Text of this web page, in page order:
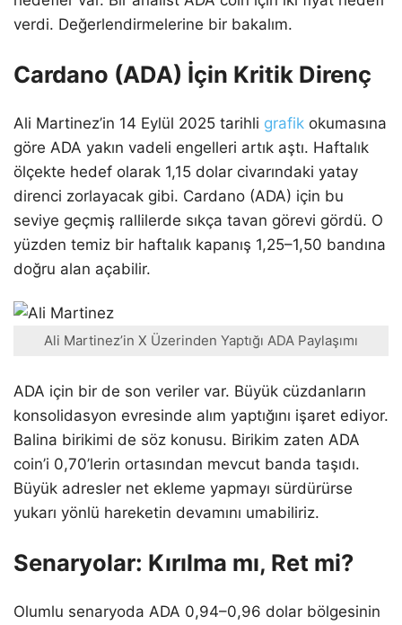
verdi. Değerlendirmelerine bir bakalım.
Cardano (ADA) İçin Kritik Direnç
Ali Martinez’in 14 Eylül 2025 tarihli grafik okumasına
göre ADA yakın vadeli engelleri artık aştı. Haftalık
ölçekte hedef olarak 1,15 dolar civarındaki yatay
direnci zorlayacak gibi. Cardano (ADA) için bu
seviye geçmiş rallilerde sıkça tavan görevi gördü. O
yüzden temiz bir haftalık kapanış 1,25–1,50 bandına
doğru alan açabilir.
Ali Martinez’in X Üzerinden Yaptığı ADA Paylaşımı
ADA için bir de son veriler var. Büyük cüzdanların
konsolidasyon evresinde alım yaptığını işaret ediyor.
Balina birikimi de söz konusu. Birikim zaten ADA
coin’i 0,70’lerin ortasından mevcut banda taşıdı.
Büyük adresler net ekleme yapmayı sürdürürse
yukarı yönlü hareketin devamını umabiliriz.
Senaryolar: Kırılma mı, Ret mi?
Olumlu senaryoda ADA 0,94–0,96 dolar bölgesinin